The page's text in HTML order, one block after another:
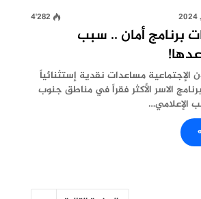
4٬282
برنامج أمان .. سبب
الإجتماعية مساعدات نقدية إستثنائياً
الاسر الأكثر فقراً في مناطق جنوب
الإعلامي…